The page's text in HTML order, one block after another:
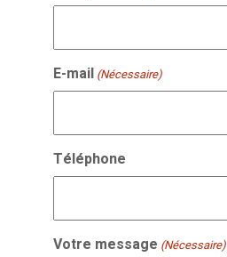
E-mail (Nécessaire)
Téléphone
Votre message (Nécessaire)